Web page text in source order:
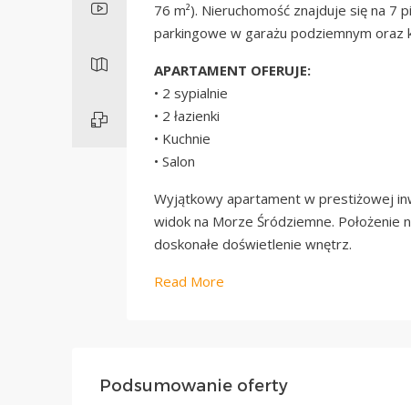
76 m²). Nieruchomość znajduje się na 7
parkingowe w garażu podziemnym oraz
APARTAMENT OFERUJE:
• 2 sypialnie
• 2 łazienki
• Kuchnie
• Salon
Wyjątkowy apartament w prestiżowej
widok na Morze Śródziemne.
doskonałe doświetlenie wnętrz.
Read More
Podsumowanie oferty